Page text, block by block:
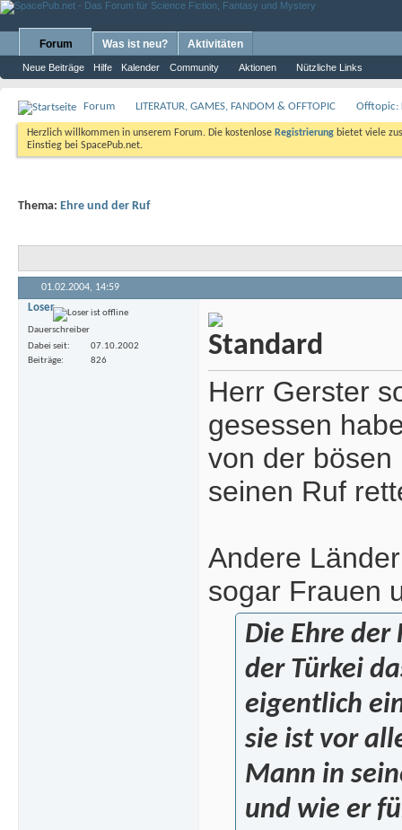
Forum
Neue Beiträge Hilfe Kalender Community Aktionen Nützliche Links
Was ist neu? Aktivitäten
Forum LITERATUR, GAMES, FANDOM & OFFTOPIC Offtopic:
Herzlich willkommen in unserem Forum. Die kostenlose Registrierung bietet viele
Einstieg bei SpacePub.net.
Thema: Ehre und der Ruf
01.02.2004, 14:59
Loser
Dauerschreiber
Dabei seit
07.10.2002
Beiträge
826
Herr Gerster
gesessen
von der bösen
seinen Ruf
Andere
sogar Frauen
Die Ehre
der Türkei
eigentlich
sie ist vor
Mann in
und wie er